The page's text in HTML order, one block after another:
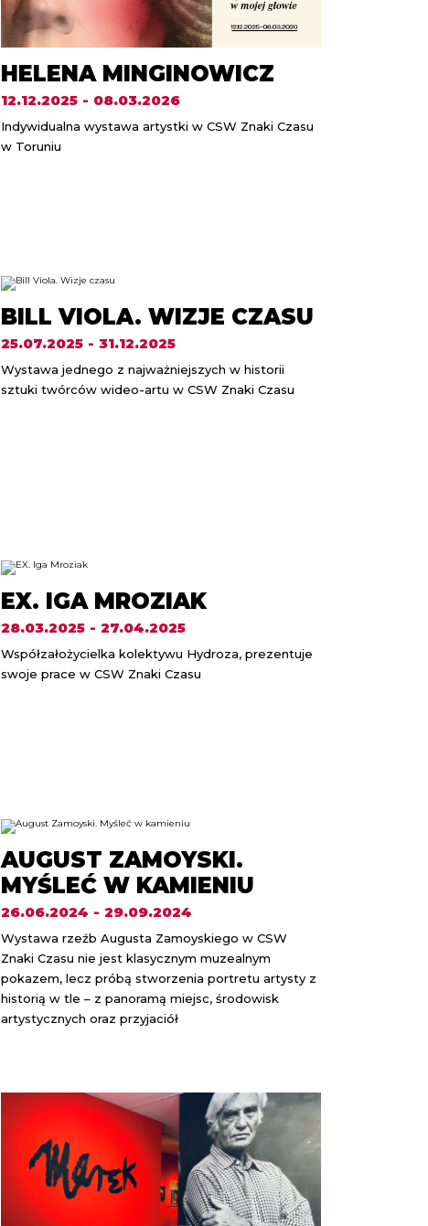
HELENA MINGINOWICZ
12.12.2025 - 08.03.2026
Indywidualna wystawa artystki w CSW Znaki Czasu
w Toruniu
BILL VIOLA. WIZJE CZASU
25.07.2025 - 31.12.2025
Wystawa jednego z najważniejszych w historii
sztuki twórców wideo-artu w CSW Znaki Czasu
EX. IGA MROZIAK
28.03.2025 - 27.04.2025
Współzałożycielka kolektywu Hydroza, prezentuje
swoje prace w CSW Znaki Czasu
AUGUST ZAMOYSKI.
MYŚLEĆ W KAMIENIU
26.06.2024 - 29.09.2024
Wystawa rzeźb Augusta Zamoyskiego w CSW
Znaki Czasu nie jest klasycznym muzealnym
pokazem, lecz próbą stworzenia portretu artysty z
historią w tle – z panoramą miejsc, środowisk
artystycznych oraz przyjaciół